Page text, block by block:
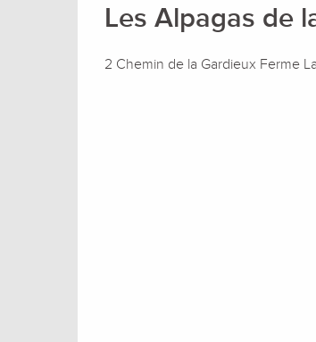
Les Alpagas de
2 Chemin de la Gardieux Ferme